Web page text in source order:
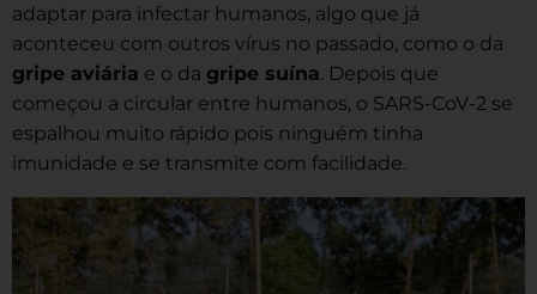
adaptar para infectar humanos, algo que já
aconteceu com outros vírus no passado, como o da
gripe aviária e o da gripe suína. Depois que
começou a circular entre humanos, o SARS-CoV-2 se
espalhou muito rápido pois ninguém tinha
imunidade e se transmite com facilidade.